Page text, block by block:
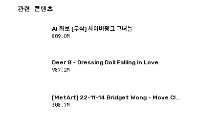
관련 콘텐츠
AI 화보 [무삭] 사이버펑크 그녀들
809.0M
Deer 8 - Dressing Doll Falling in Love
987.2M
[MetArt] 22-11-14 Bridget Wong - Move Cl...
308.7M